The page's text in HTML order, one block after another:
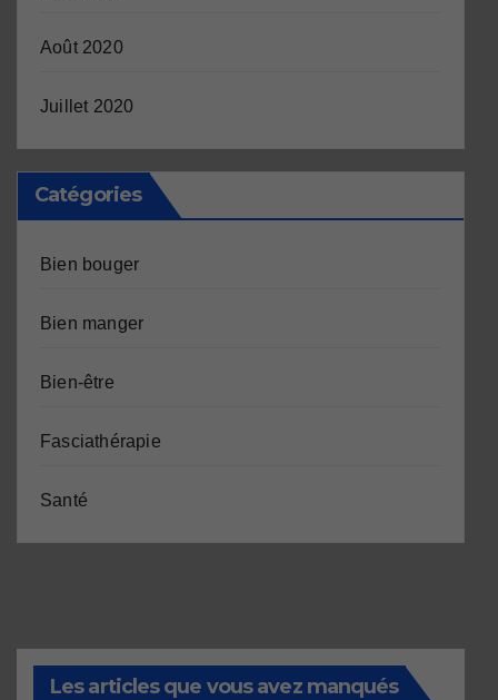
Août 2020
Juillet 2020
Catégories
Bien bouger
Bien manger
Bien-être
Fasciathérapie
Santé
Les articles que vous avez manqués